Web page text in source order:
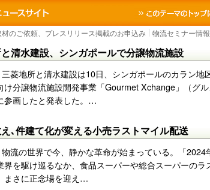
｜国内最大の物流ニュースサイト
3PL, SCMなど国内外
材のご依頼、プレスリリース掲載のお申込み 物流セミナー情
清水建設、シンガポールで分譲物流施設
三菱地所と清水建設は10日、シンガポールのカラン地
け分譲物流施設開発事業「Gourmet Xchange」（グ
参画したと発表した。…
､件建て化が変える小売ラストマイル配送
物流の世界で今、静かな革命が始まっている。「2024
界を駆け巡るなか、食品スーパーや総合スーパーのラ
まさに正念場を迎え…